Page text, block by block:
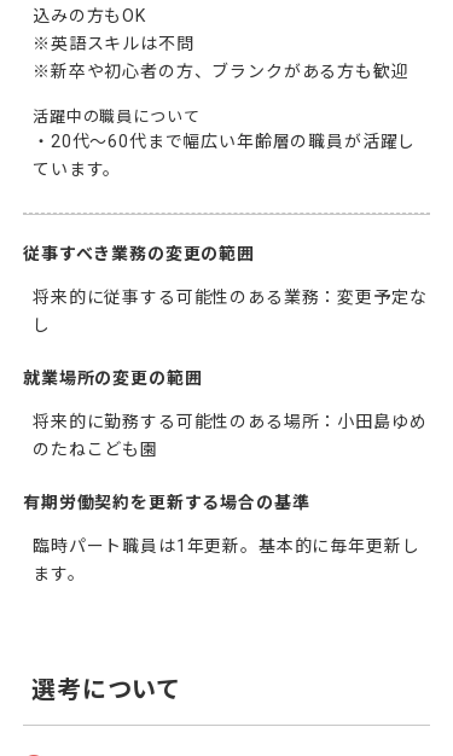
込みの方もOK
※英語スキルは不問
※新卒や初心者の方、ブランクがある方も歓迎
活躍中の職員について
・20代～60代まで幅広い年齢層の職員が活躍し
ています。
従事すべき業務の変更の範囲
将来的に従事する可能性のある業務：変更予定な
し
就業場所の変更の範囲
将来的に勤務する可能性のある場所：小田島ゆめ
のたねこども園
有期労働契約を更新する場合の基準
臨時パート職員は1年更新。基本的に毎年更新し
ます。
選考について